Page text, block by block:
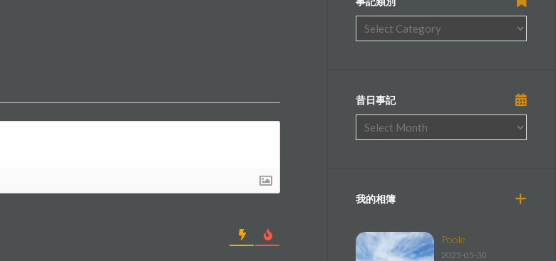
昔日事記
我的相簿
Poole
2025-05-30